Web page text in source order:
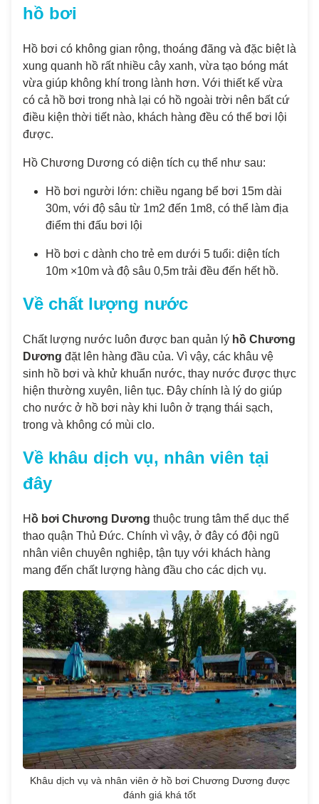
hồ bơi
Hồ bơi có không gian rộng, thoáng đãng và đặc biệt là
xung quanh hồ rất nhiều cây xanh, vừa tạo bóng mát
vừa giúp không khí trong lành hơn. Với thiết kế vừa
có cả hồ bơi trong nhà lại có hồ ngoài trời nên bất cứ
điều kiện thời tiết nào, khách hàng đều có thể bơi lội
được.
Hồ Chương Dương có diện tích cụ thể như sau:
Hồ bơi người lớn: chiều ngang bể bơi 15m dài
30m, với độ sâu từ 1m2 đến 1m8, có thể làm địa
điểm thi đấu bơi lội
Hồ bơi c dành cho trẻ em dưới 5 tuổi: diện tích
10m ×10m và độ sâu 0,5m trải đều đến hết hồ.
Về chất lượng nước
Chất lượng nước luôn được ban quản lý hồ Chương
Dương đặt lên hàng đầu của. Vì vậy, các khâu vệ
sinh hồ bơi và khử khuẩn nước, thay nước được thực
hiện thường xuyên, liên tục. Đây chính là lý do giúp
cho nước ở hồ bơi này khi luôn ở trạng thái sạch,
trong và không có mùi clo.
Về khâu dịch vụ, nhân viên tại
đây
Hồ bơi Chương Dương thuộc trung tâm thể dục thể
thao quận Thủ Đức. Chính vì vậy, ở đây có đội ngũ
nhân viên chuyên nghiệp, tận tụy với khách hàng
mang đến chất lượng hàng đầu cho các dịch vụ.
Khâu dịch vụ và nhân viên ở hồ bơi Chương Dương được
đánh giá khá tốt